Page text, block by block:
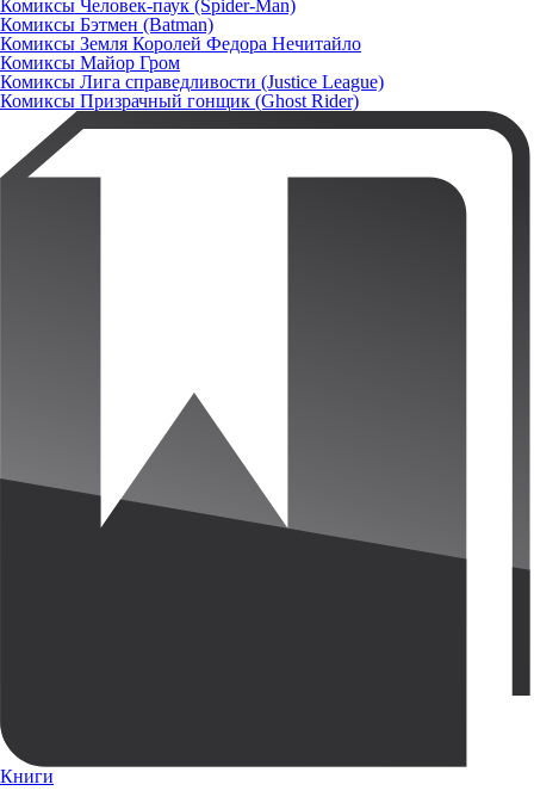
Комиксы Человек-паук (Spider-Man)
Комиксы Бэтмен (Batman)
Комиксы Земля Королей Федора Нечитайло
Комиксы Майор Гром
Комиксы Лига справедливости (Justice League)
Комиксы Призрачный гонщик (Ghost Rider)
Книги